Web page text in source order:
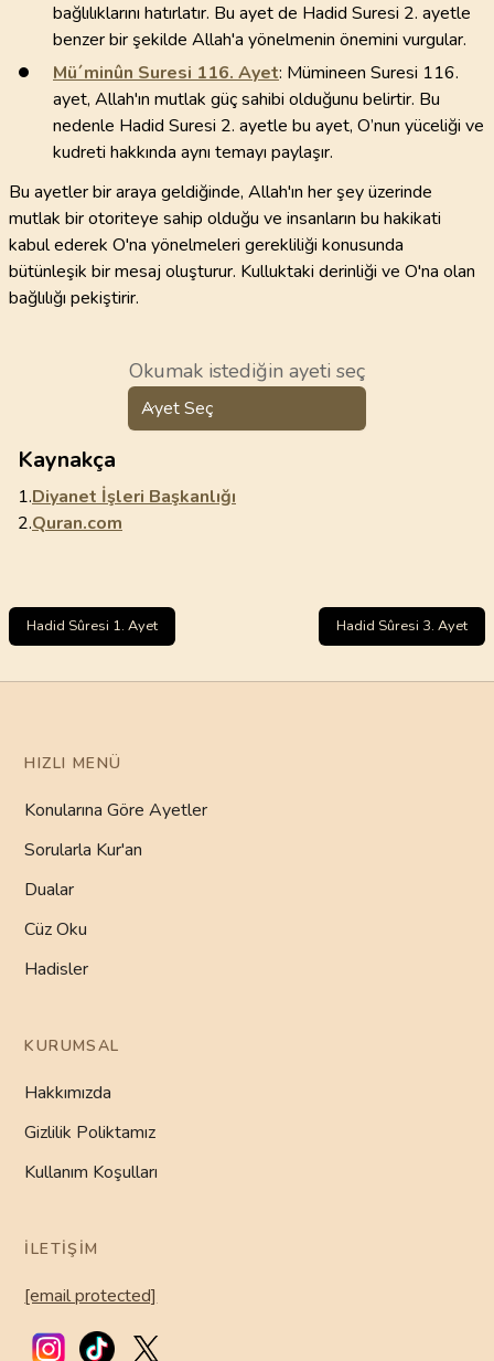
bağlılıklarını hatırlatır. Bu ayet de Hadid Suresi 2. ayetle
benzer bir şekilde Allah'a yönelmenin önemini vurgular.
Mü´minûn Suresi 116. Ayet: Mümineen Suresi 116.
ayet, Allah'ın mutlak güç sahibi olduğunu belirtir. Bu
nedenle Hadid Suresi 2. ayetle bu ayet, O’nun yüceliği ve
kudreti hakkında aynı temayı paylaşır.
Bu ayetler bir araya geldiğinde, Allah'ın her şey üzerinde
mutlak bir otoriteye sahip olduğu ve insanların bu hakikati
kabul ederek O'na yönelmeleri gerekliliği konusunda
bütünleşik bir mesaj oluşturur. Kulluktaki derinliği ve O'na olan
bağlılığı pekiştirir.
Okumak istediğin ayeti seç
Ayet Seç
Kaynakça
1.Diyanet İşleri Başkanlığı
2.Quran.com
Hadid Sûresi 1. Ayet Hadid Sûresi 3. Ayet
HIZLI MENÜ
Konularına Göre Ayetler
Sorularla Kur'an
Dualar
Cüz Oku
Hadisler
KURUMSAL
Hakkımızda
Gizlilik Poliktamız
Kullanım Koşulları
İLETIŞIM
[email protected]